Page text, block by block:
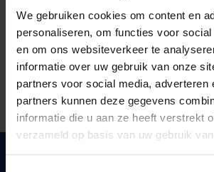
We gebruiken cookies om content en
personaliseren, om functies voor
en om ons websiteverkeer te
informatie over uw gebruik van onze
partners voor social media, adverteren
partners kunnen deze gegevens
informatie die u aan ze heeft verstrekt
verzameld op basis van uw gebruik